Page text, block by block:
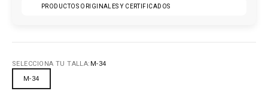
PRODUCTOS ORIGINALES Y CERTIFICADOS
SELECCIONA TU TALLA: M-34
M-34